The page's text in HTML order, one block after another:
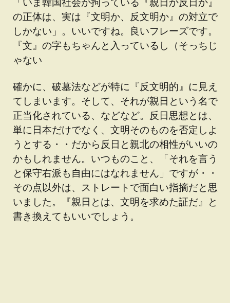
の正体は、実は『文明か、反文明か』の対立で
しかない」。いいですね。良いフレーズです。
『文』の字もちゃんと入っているし（そっちじ
ゃない
確かに、破墓法などが特に『反文明的』に見え
てしまいます。そして、それが親日という名で
正当化されている、などなど。反日思想とは、
単に日本だけでなく、文明そのものを否定しよ
うとする・・だから反日と親北の相性がいいの
かもしれません。いつものこと、「それを言う
と保守右派も自由にはなれません」ですが・・
その点以外は、ストレートで面白い指摘だと思
いました。『親日とは、文明を求めた証だ』と
書き換えてもいいでしょう。